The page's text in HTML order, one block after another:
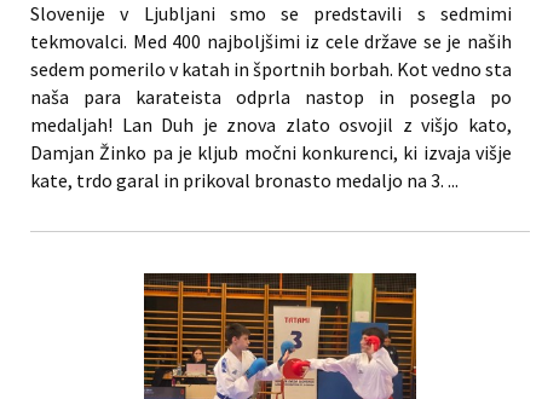
Slovenije v Ljubljani smo se predstavili s sedmimi
tekmovalci. Med 400 najboljšimi iz cele države se je naših
sedem pomerilo v katah in športnih borbah. Kot vedno sta
naša para karateista odprla nastop in posegla po
medaljah! Lan Duh je znova zlato osvojil z višjo kato,
Damjan Žinko pa je kljub močni konkurenci, ki izvaja višje
kate, trdo garal in prikoval bronasto medaljo na 3. ...